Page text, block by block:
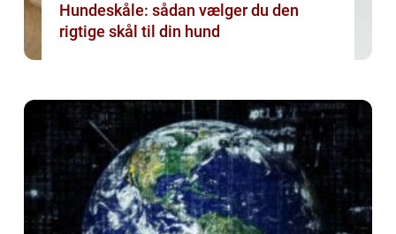
Hundeskåle: sådan vælger du den
rigtige skål til din hund